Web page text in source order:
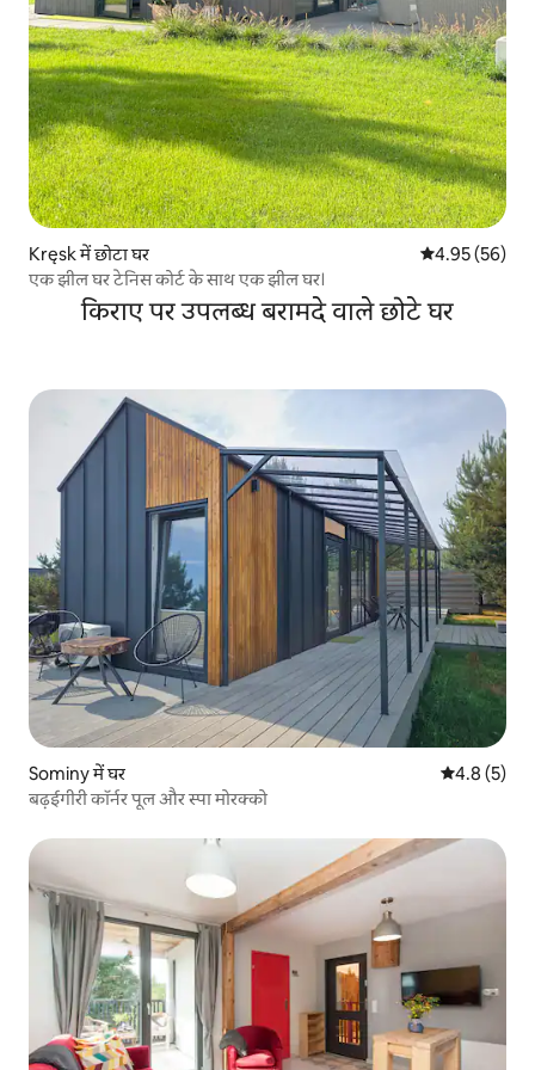
Kręsk में छोटा घर औसत रेटिंग 5 में
4.95 (56)
एक झील घर टेनिस कोर्ट के साथ एक झील घर।
किराए पर उपलब्ध बरामदे वाले छोटे घर
Sominy में घर औसत रेटिंग 5
4.8 (5)
बढ़ईगीरी कॉर्नर पूल और स्पा मोरक्को